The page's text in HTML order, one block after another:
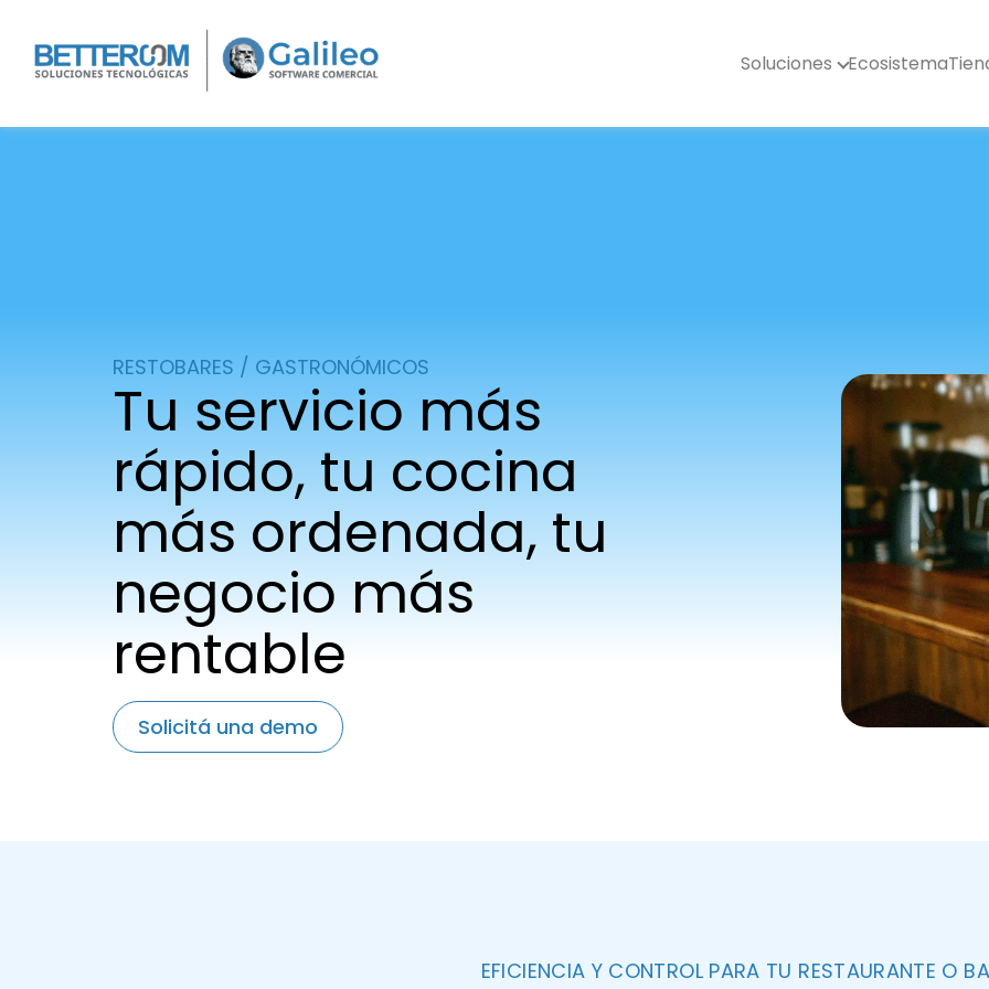
Soluciones Ecosistema
RESTOBARES / GASTRONÓMICOS
Tu servicio más
rápido, tu cocina
más ordenada, tu
negocio más
rentable
Solicitá una demo
EFICIENCIA Y CONTROL PARA TU RESTAURANTE O